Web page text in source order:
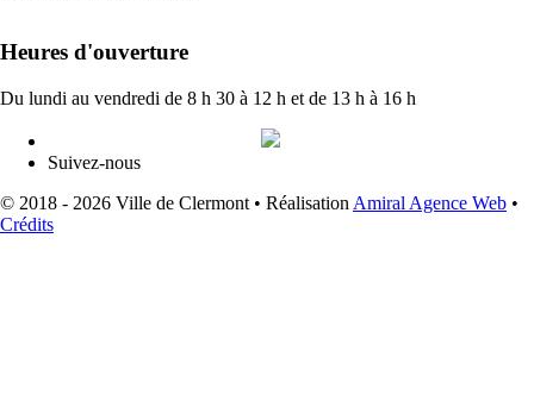
Heures d'ouverture
Du lundi au vendredi de 8 h 30 à 12 h et de 13 h à 16 h
Suivez-nous
© 2018 - 2026 Ville de Clermont • Réalisation Amiral Agence Web •
Crédits